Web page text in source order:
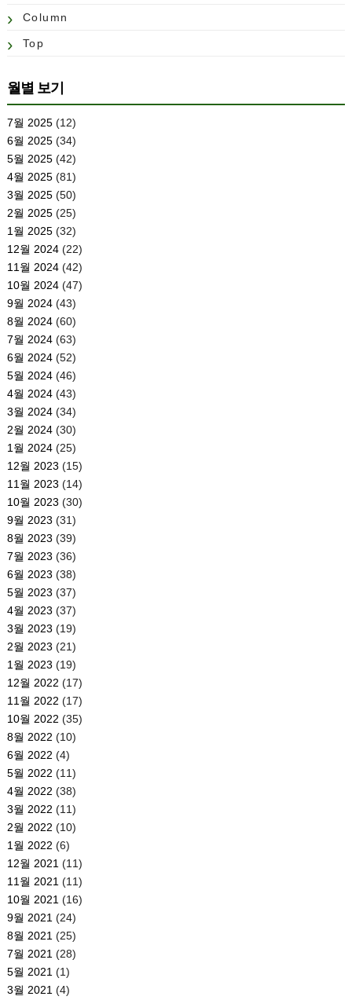
Column
Top
월별 보기
7월 2025(12)
6월 2025(34)
5월 2025(42)
4월 2025(81)
3월 2025(50)
2월 2025(25)
1월 2025(32)
12월 2024(22)
11월 2024(42)
10월 2024(47)
9월 2024(43)
8월 2024(60)
7월 2024(63)
6월 2024(52)
5월 2024(46)
4월 2024(43)
3월 2024(34)
2월 2024(30)
1월 2024(25)
12월 2023 (15)
11월 2023 (14)
10월 2023 (30)
9월 2023 (31)
8월 2023 (39)
7월 2023 (36)
6월 2023 (38)
5월 2023 (37)
4월 2023 (37)
3월 2023 (19)
2월 2023 (21)
1월 2023 (19)
12월 2022 (17)
11월 2022 (17)
10월 2022 (35)
8월 2022 (10)
6월 2022 (4)
5월 2022 (11)
4월 2022 (38)
3월 2022 (11)
2월 2022 (10)
1월 2022 (6)
12월 2021 (11)
11월 2021 (11)
10월 2021 (16)
9월 2021 (24)
8월 2021 (25)
7월 2021 (28)
5월 2021 (1)
3월 2021 (4)